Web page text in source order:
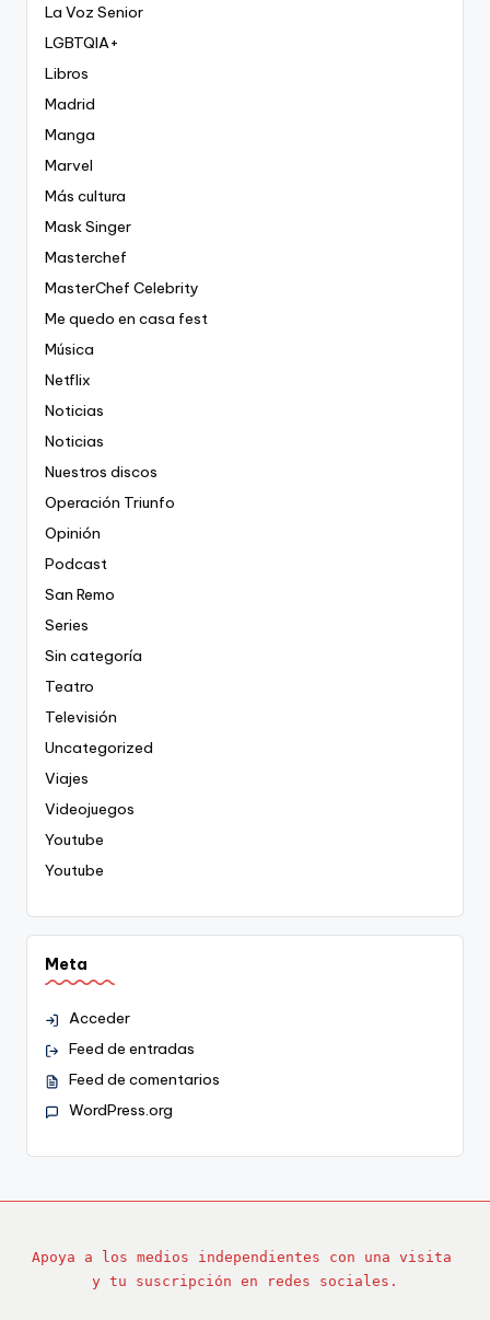
La Voz Senior
LGBTQIA+
Libros
Madrid
Manga
Marvel
Más cultura
Mask Singer
Masterchef
MasterChef Celebrity
Me quedo en casa fest
Música
Netflix
Noticias
Noticias
Nuestros discos
Operación Triunfo
Opinión
Podcast
San Remo
Series
Sin categoría
Teatro
Televisión
Uncategorized
Viajes
Videojuegos
Youtube
Youtube
Meta
Acceder
Feed de entradas
Feed de comentarios
WordPress.org
Apoya a los medios independientes con una visita
y tu suscripción en redes sociales.